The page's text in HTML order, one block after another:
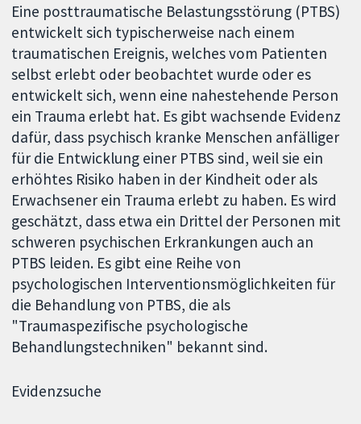
Eine posttraumatische Belastungsstörung (PTBS)
entwickelt sich typischerweise nach einem
traumatischen Ereignis, welches vom Patienten
selbst erlebt oder beobachtet wurde oder es
entwickelt sich, wenn eine nahestehende Person
ein Trauma erlebt hat. Es gibt wachsende Evidenz
dafür, dass psychisch kranke Menschen anfälliger
für die Entwicklung einer PTBS sind, weil sie ein
erhöhtes Risiko haben in der Kindheit oder als
Erwachsener ein Trauma erlebt zu haben. Es wird
geschätzt, dass etwa ein Drittel der Personen mit
schweren psychischen Erkrankungen auch an
PTBS leiden. Es gibt eine Reihe von
psychologischen Interventionsmöglichkeiten für
die Behandlung von PTBS, die als
"Traumaspezifische psychologische
Behandlungstechniken" bekannt sind.
Evidenzsuche